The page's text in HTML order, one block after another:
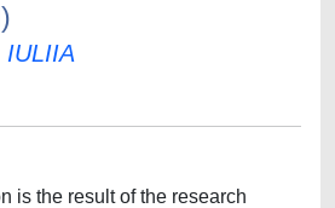
IULIIA
is the result of the research